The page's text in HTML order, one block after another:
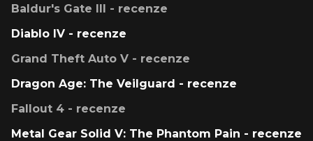
Baldur's Gate III - recenze
Diablo IV - recenze
Grand Theft Auto V - recenze
Dragon Age: The Veilguard - recenze
Fallout 4 - recenze
Metal Gear Solid V: The Phantom Pain - recenze